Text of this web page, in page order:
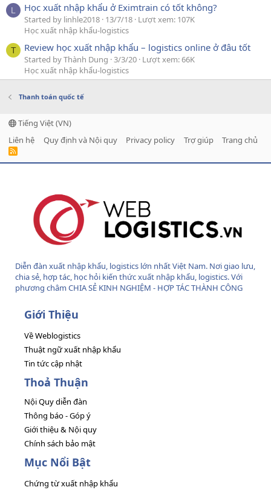
L Học xuất nhập khẩu ở Eximtrain có tốt không?
Started by linhle2018 13/7/18 Lượt xem: 107K
Học xuất nhập khẩu-logistics
T Review học xuất nhập khẩu – logistics online ở đâu tốt
Started by Thành Dung 3/3/20 Lượt xem: 66K
Học xuất nhập khẩu-logistics
Thanh toán quốc tế
Tiếng Việt (VN)
Liên hệ
Quy định và Nội quy Privacy policy Trợ giúp Trang chủ
R
Diễn đàn xuất nhập khẩu, logistics lớn nhất Việt Nam. Nơi giao lưu,
chia sẻ, hợp tác, học hỏi kiến thức xuất nhập khẩu, logistics. Với
phương châm CHIA SẺ KINH NGHIỆM - HỢP TÁC THÀNH CÔNG
Giới Thiệu
Về Weblogistics
Thuật ngữ xuất nhập khẩu
Tin tức cập nhật
Thoả Thuận
Nội Quy diễn đàn
Thông báo - Góp ý
Giới thiệu & Nội quy
Chính sách bảo mật
Mục Nổi Bật
Chứng từ xuất nhập khẩu